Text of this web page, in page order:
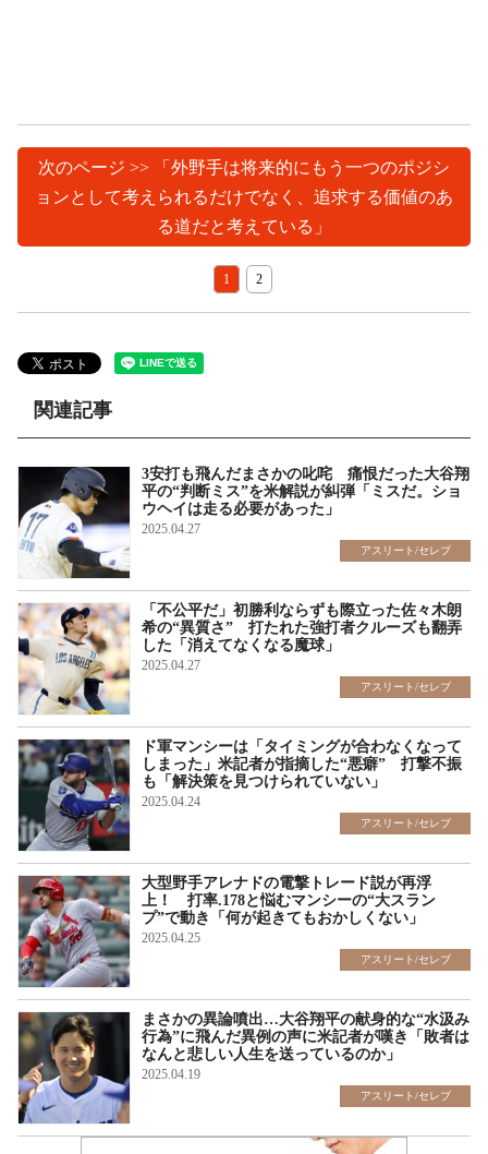
次のページ >> 「外野手は将来的にもう一つのポジシ
ョンとして考えられるだけでなく、追求する価値のあ
る道だと考えている」
1 2
関連記事
3安打も飛んだまさかの叱咤 痛恨だった大谷翔
平の“判断ミス”を米解説が糾弾「ミスだ。ショ
ウヘイは走る必要があった」
2025.04.27
アスリート/セレブ
「不公平だ」初勝利ならずも際立った佐々木朗
希の“異質さ” 打たれた強打者クルーズも翻弄
した「消えてなくなる魔球」
2025.04.27
アスリート/セレブ
ド軍マンシーは「タイミングが合わなくなって
しまった」米記者が指摘した“悪癖” 打撃不振
も「解決策を見つけられていない」
2025.04.24
アスリート/セレブ
大型野手アレナドの電撃トレード説が再浮
上！ 打率.178と悩むマンシーの“大スラン
プ”で動き「何が起きてもおかしくない」
2025.04.25
アスリート/セレブ
まさかの異論噴出…大谷翔平の献身的な“水汲み
行為”に飛んだ異例の声に米記者が嘆き「敗者は
なんと悲しい人生を送っているのか」
2025.04.19
アスリート/セレブ